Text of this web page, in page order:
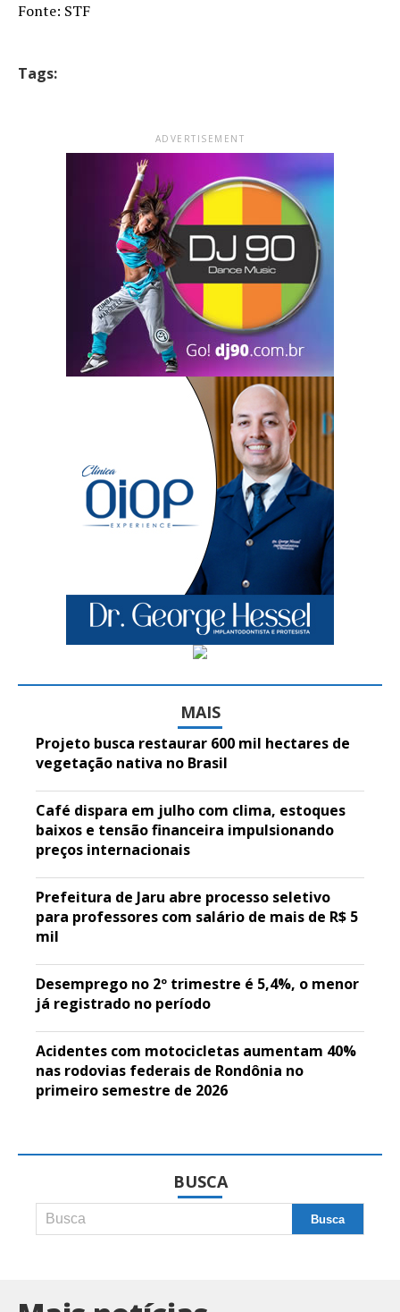
Fonte: STF
Tags:
ADVERTISEMENT
MAIS
Projeto busca restaurar 600 mil hectares de
vegetação nativa no Brasil
Café dispara em julho com clima, estoques
baixos e tensão financeira impulsionando
preços internacionais
Prefeitura de Jaru abre processo seletivo
para professores com salário de mais de R$ 5
mil
Desemprego no 2º trimestre é 5,4%, o menor
já registrado no período
Acidentes com motocicletas aumentam 40%
nas rodovias federais de Rondônia no
primeiro semestre de 2026
BUSCA